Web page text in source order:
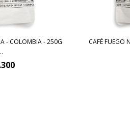
- COLOMBIA - 250G
CAFÉ FUEGO